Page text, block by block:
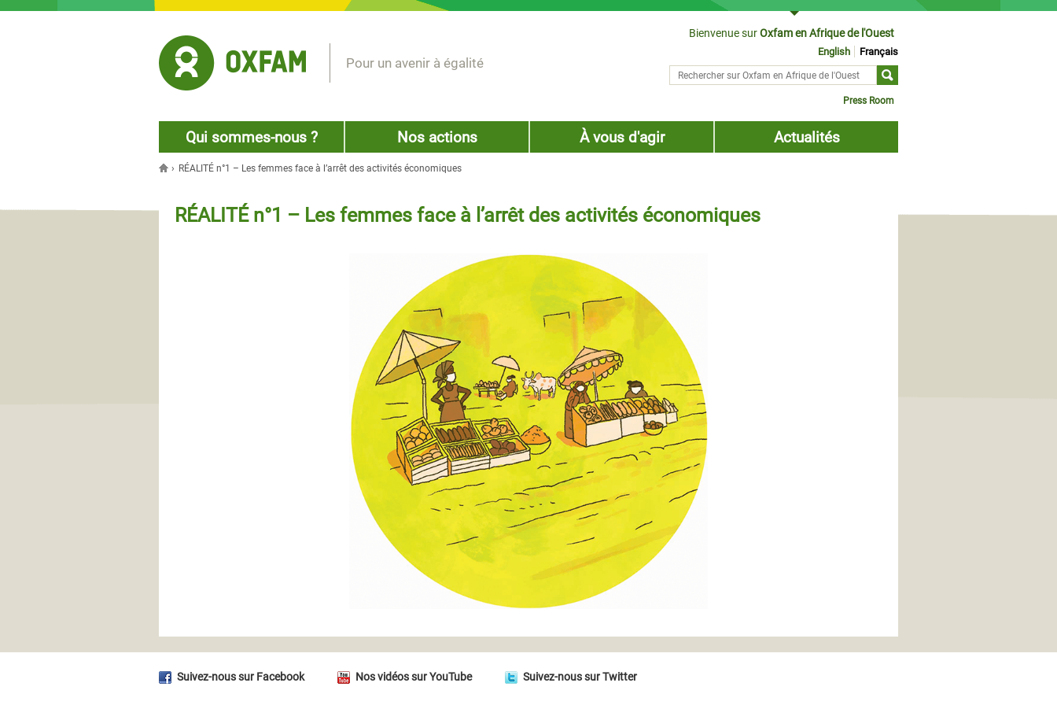
Bienvenue surOxfam en Afrique de l'Ouest
Pour un avenir à égalité
Rechercher sur
English Français
Press Room
Qui sommes-nous ? Nos actions À vous d'agir Actualités
› RÉALITÉ n°1 – Les femmes face à l’arrêt des activités économiques
RÉALITÉ n°1 – Les femmes face à l’arrêt des activités économiques
Suivez-nous sur Facebook Nos vidéos sur YouTube Suivez-nous sur Twitter